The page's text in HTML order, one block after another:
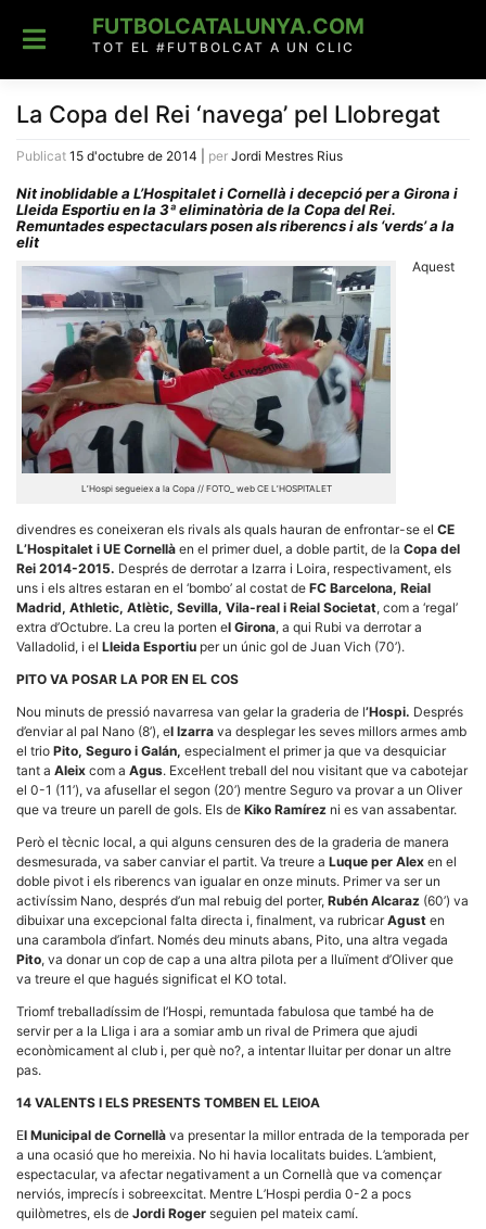
content
FUTBOLCATALUNYA.COM
TOT EL #FUTBOLCAT A UN CLIC
La Copa del Rei ‘navega’ pel Llobregat
Publicat 15 d'octubre de 2014 per Jordi Mestres Rius
Nit inoblidable a L’Hospitalet i Cornellà i decepció per a Girona i
Lleida Esportiu en la 3ª eliminatòria de la Copa del Rei.
Remuntades espectaculars posen als riberencs i als ‘verds’ a la
elit
L’Hospi segueiex a la Copa // FOTO_ web CE L’HOSPITALET
Aquest
divendres es coneixeran els rivals als quals hauran de enfrontar-se el CE
L’Hospitalet i UE Cornellà en el primer duel, a doble partit, de la Copa del
Rei 2014-2015. Després de derrotar a Izarra i Loira, respectivament, els
uns i els altres estaran en el ‘bombo’ al costat de FC Barcelona, Reial
Madrid, Athletic, Atlètic, Sevilla, Vila-real i Reial Societat, com a ‘regal’
extra d’Octubre. La creu la porten el Girona, a qui Rubi va derrotar a
Valladolid, i el Lleida Esportiu per un únic gol de Juan Vich (70’).
PITO VA POSAR LA POR EN EL COS
Nou minuts de pressió navarresa van gelar la graderia de l’Hospi. Després
d’enviar al pal Nano (8’), el Izarra va desplegar les seves millors armes amb
el trio Pito, Seguro i Galán, especialment el primer ja que va desquiciar
tant a Aleix com a Agus. Excel·lent treball del nou visitant que va cabotejar
el 0-1 (11’), va afusellar el segon (20’) mentre Seguro va provar a un Oliver
que va treure un parell de gols. Els de Kiko Ramírez ni es van assabentar.
Però el tècnic local, a qui alguns censuren des de la graderia de manera
desmesurada, va saber canviar el partit. Va treure a Luque per Alex en el
doble pivot i els riberencs van igualar en onze minuts. Primer va ser un
activíssim Nano, després d’un mal rebuig del porter, Rubén Alcaraz (60’) va
dibuixar una excepcional falta directa i, finalment, va rubricarAgust en
una carambola d’infart. Només deu minuts abans, Pito, una altra vegada
Pito, va donar un cop de cap a una altra pilota per a lluïment d’Oliver que
va treure el que hagués significat el KO total.
Triomf treballadíssim de l’Hospi, remuntada fabulosa que també ha de
servir per a la Lliga i ara a somiar amb un rival de Primera que ajudi
econòmicament al club i, per què no?, a intentar lluitar per donar un altre
pas.
14 VALENTS I ELS PRESENTS TOMBEN EL LEIOA
El Municipal de Cornellà va presentar la millor entrada de la temporada per
a una ocasió que ho mereixia. No hi havia localitats buides. L’ambient,
espectacular, va afectar negativament a un Cornellà que va començar
nerviós, imprecís i sobreexcitat. Mentre L’Hospi perdia 0-2 a pocs
quilòmetres, els de Jordi Roger seguien pel mateix camí.
Necessàries
Aquestes
cookies no
necessàries
per al
funcionament
tècnic de la
web.
Estadístiques
Recopilem
dades
estadístiques
de manera
anònima d'ús
del lloc web
per a millorar
la funcionalitat
estructura.
d'usuari
components
tècnics del
nostre lloc web
emmagatzemen
dades en el seu
dispositiu que